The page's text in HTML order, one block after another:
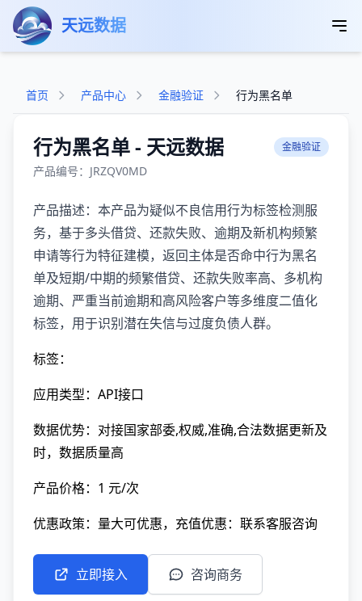
跳转到主要内容
天远数据
首页 产品中心 金融验证 行为黑名单
行为黑名单 - 天远数据 金融验证
产品编号：JRZQV0MD
产品描述：本产品为疑似不良信用行为标签检测服
务，基于多头借贷、还款失败、逾期及新机构频繁
申请等行为特征建模，返回主体是否命中行为黑名
单及短期/中期的频繁借贷、还款失败率高、多机构
逾期、严重当前逾期和高风险客户等多维度二值化
标签，用于识别潜在失信与过度负债人群。
标签：
应用类型：API接口
数据优势：对接国家部委,权威,准确,合法数据更新及
时，数据质量高
产品价格：1 元/次
优惠政策：量大可优惠，充值优惠：联系客服咨询
立即接入 咨询商务